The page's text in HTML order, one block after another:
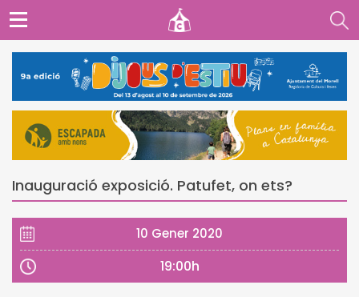
Inauguració exposició. Patufet, on ets?
10 Gener 2020
19:00h